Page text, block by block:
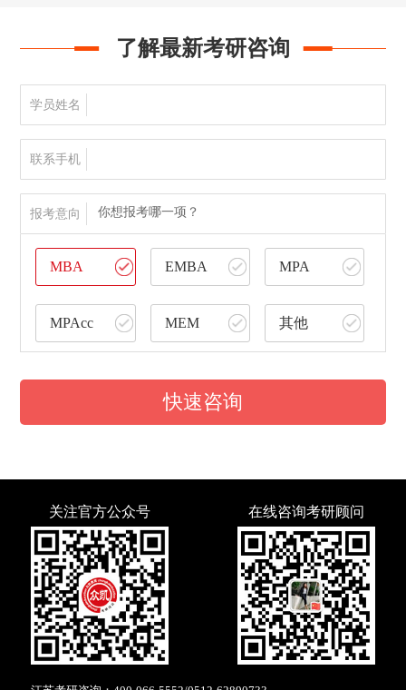
了解最新考研咨询
学员姓名
联系手机
报考意向 你想报考哪一项？
MBA EMBA MPA
MPAcc MEM 其他
快速咨询
关注官方公众号 在线咨询考研顾问